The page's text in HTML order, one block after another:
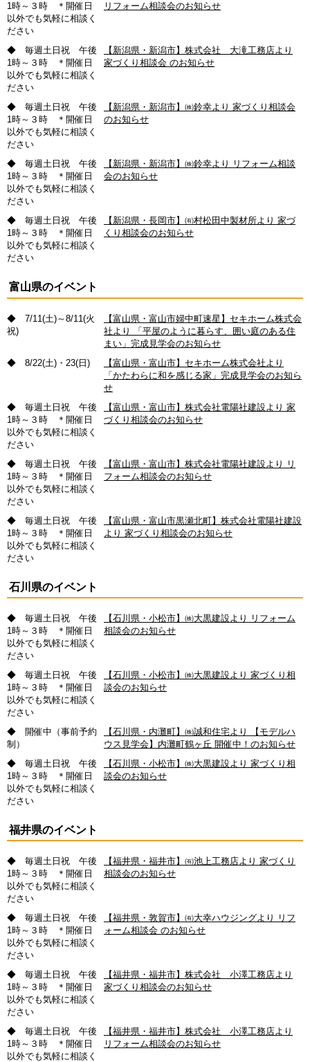
1時～３時 ＊開催日
以外でも気軽に相談く
ださい
リフォーム相談会のお知らせ
◆ 毎週土日祝 午後
1時～３時 ＊開催日
以外でも気軽に相談く
ださい
【新潟県・新潟市】株式会社 大滝工務店より
家づくり相談会 のお知らせ
◆ 毎週土日祝 午後
1時～３時 ＊開催日
以外でも気軽に相談く
ださい
【新潟県・新潟市】㈱鈴幸より 家づくり相談会
のお知らせ
◆ 毎週土日祝 午後
1時～３時 ＊開催日
以外でも気軽に相談く
ださい
【新潟県・新潟市】㈱鈴幸より リフォーム相談
会のお知らせ
◆ 毎週土日祝 午後
1時～３時 ＊開催日
以外でも気軽に相談く
ださい
【新潟県・長岡市】㈲村松田中製材所より 家づ
くり相談会のお知らせ
富山県のイベント
◆ 7/11(土)～8/11(火
祝)
【富山県・富山市婦中町速星】セキホーム株式会
社より 「平屋のように暮らす、囲い庭のある住
まい」完成見学会のお知らせ
◆ 8/22(土)・23(日)
【富山県・富山市】セキホーム株式会社より
「かたわらに和を感じる家」完成見学会のお知ら
せ
◆ 毎週土日祝 午後
1時～３時 ＊開催日
以外でも気軽に相談く
ださい
【富山県・富山市】株式会社電陽社建設より 家
づくり相談会のお知らせ
◆ 毎週土日祝 午後
1時～３時 ＊開催日
以外でも気軽に相談く
ださい
【富山県・富山市】株式会社電陽社建設より リ
フォーム相談会のお知らせ
◆ 毎週土日祝 午後
1時～３時 ＊開催日
以外でも気軽に相談く
ださい
【富山県・富山市黒瀬北町】株式会社電陽社建設
より 家づくり相談会のお知らせ
石川県のイベント
◆ 毎週土日祝 午後
1時～３時 ＊開催日
以外でも気軽に相談く
ださい
【石川県・小松市】㈱大黒建設より リフォーム
相談会のお知らせ
◆ 毎週土日祝 午後
1時～３時 ＊開催日
以外でも気軽に相談く
ださい
【石川県・小松市】㈱大黒建設より 家づくり相
談会のお知らせ
◆ 開催中（事前予約
制）
【石川県・内灘町】㈱誠和住宅より 【モデルハ
ウス見学会】内灘町鶴ヶ丘 開催中！のお知らせ
◆ 毎週土日祝 午後
1時～３時 ＊開催日
以外でも気軽に相談く
ださい
【石川県・小松市】㈱大黒建設より 家づくり相
談会のお知らせ
福井県のイベント
◆ 毎週土日祝 午後
1時～３時 ＊開催日
以外でも気軽に相談く
ださい
【福井県・福井市】㈲池上工務店より 家づくり
相談会のお知らせ
◆ 毎週土日祝 午後
1時～３時 ＊開催日
以外でも気軽に相談く
ださい
【福井県・敦賀市】㈲大幸ハウジングより リフ
ォーム相談会 のお知らせ
◆ 毎週土日祝 午後
1時～３時 ＊開催日
以外でも気軽に相談く
ださい
【福井県・福井市】株式会社 小澤工務店より
家づくり相談会のお知らせ
◆ 毎週土日祝 午後
1時～３時 ＊開催日
以外でも気軽に相談く
【福井県・福井市】株式会社 小澤工務店より
リフォーム相談会のお知らせ